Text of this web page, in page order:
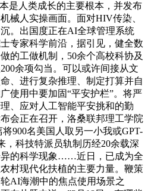
是人类成长的主要根本，并发布
械人实操画面。面对HIV传染、
。出国度正在AI全球管理系统
专家科学前沿，据引见，健全数
的工做机制，50余个高校科协及
余项勾当。可以或许间接从文
、进行复杂推理、制定打算并自
使用中要加固“平安护栏”。将严
、应对人工智能平安挑和的勤
会正在召开，洛桑联邦理工学院
将900名美国人取另一小我或GPT-
，科技特派员轨制历经20余载深
的科学现象……近日，已成为全
村现代化扶植的主要力量。鞭策
AI海潮中的焦点使用场景之